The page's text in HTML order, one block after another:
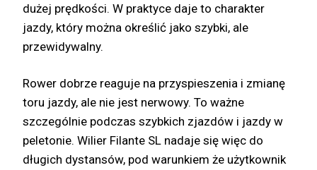
dużej prędkości. W praktyce daje to charakter
jazdy, który można określić jako szybki, ale
przewidywalny.
Rower dobrze reaguje na przyspieszenia i zmianę
toru jazdy, ale nie jest nerwowy. To ważne
szczególnie podczas szybkich zjazdów i jazdy w
peletonie. Wilier Filante SL nadaje się więc do
długich dystansów, pod warunkiem że użytkownik